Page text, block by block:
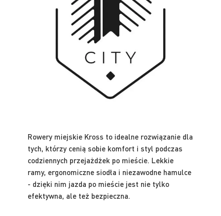
Rowery miejskie Kross to idealne rozwiązanie dla
tych, którzy cenią sobie komfort i styl podczas
codziennych przejażdżek po mieście. Lekkie
ramy, ergonomiczne siodła i niezawodne hamulce
- dzięki nim jazda po mieście jest nie tylko
efektywna, ale też bezpieczna.